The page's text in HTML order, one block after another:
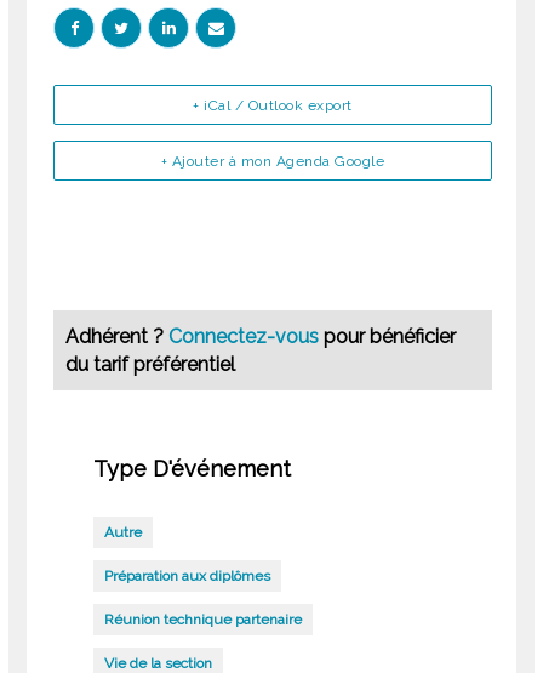
+ Ajouter à mon Agenda Google
+ iCal / Outlook export
Adhérent ?Connectez-vouspour bénéficier
du tarif préférentiel
Type D'événement
Autre
Préparation aux diplômes
Réunion technique partenaire
Vie de la section